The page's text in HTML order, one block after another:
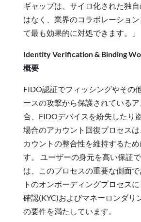
ギャップは、サイロ化された独
はなく、業界のコラボレーショ
て最も効果的に対処できます。」
Identity Verification & Binding
概要
FIDO認証でフィッシングやその
ースの攻撃から保護されている
合、FIDOデバイスを紛失したり
場合のアカウント回復プロセス
カウントの整合性を維持するた
す。 ユーザーの身元を高い保証
は、このプロセスの重要な側面
トのオンボーディングプロセス
確認(KYC)およびマネーロンダリ
の要件を満たしています。